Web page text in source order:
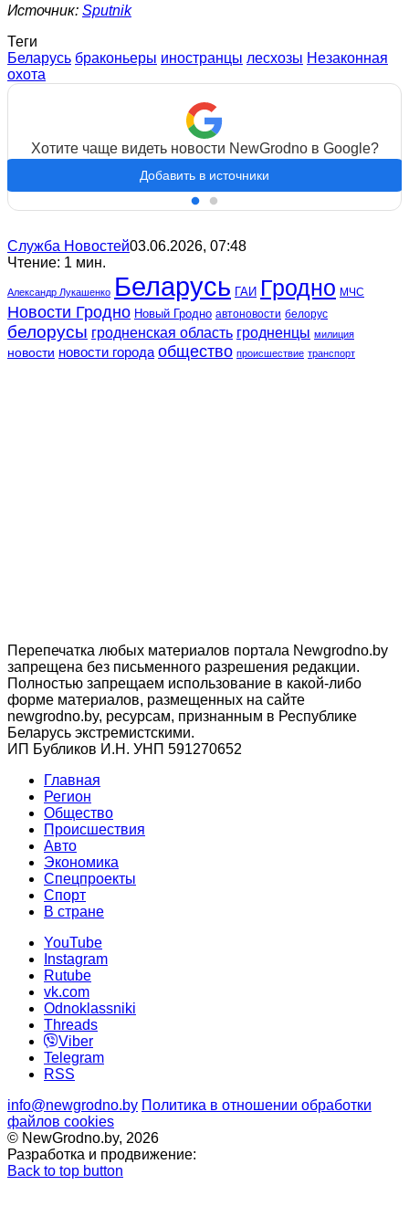
Источник: Sputnik
Теги
Беларусь браконьеры иностранцы лесхозы Незаконная
охота
Хотите чаще видеть новости NewGrodno в Google?
Добавить в источники
Служба Новостей03.06.2026, 07:48
Чтение: 1 мин.
Александр Лукашенко Беларусь ГАИ Гродно МЧС
Новости Гродно Новый Гродно автоновости белорус
белорусы гродненская область гродненцы милиция
новости новости города общество происшествие транспорт
Перепечатка любых материалов портала Newgrodno.by
запрещена без письменного разрешения редакции.
Полностью запрещаем использование в какой-либо
форме материалов, размещенных на сайте
newgrodno.by, ресурсам, признанным в Республике
Беларусь экстремистскими.
ИП Бубликов И.Н. УНП 591270652
Главная
Регион
Общество
Происшествия
Авто
Экономика
Спецпроекты
Cпорт
В стране
YouTube
Instagram
Rutube
vk.com
Odnoklassniki
Threads
Viber
Telegram
RSS
info@newgrodno.by Политика в отношении обработки
файлов cookies
© NewGrodno.by, 2026
Разработка и продвижение:
Back to top button